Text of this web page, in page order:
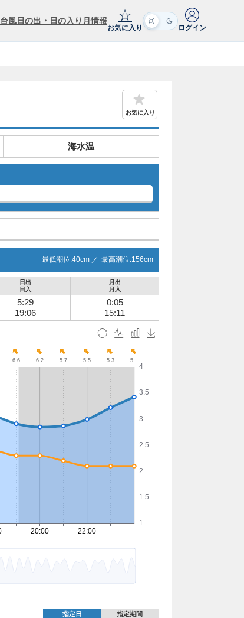
台風日の出・日の入り 月情報 ☆
お気に入り ログイン
お気に入り
海水温
最低潮位:40cm ／ 最高潮位:156cm
日出
日入
月出
月入
5:29
19:06
0:05
15:11
指定日 指定期間